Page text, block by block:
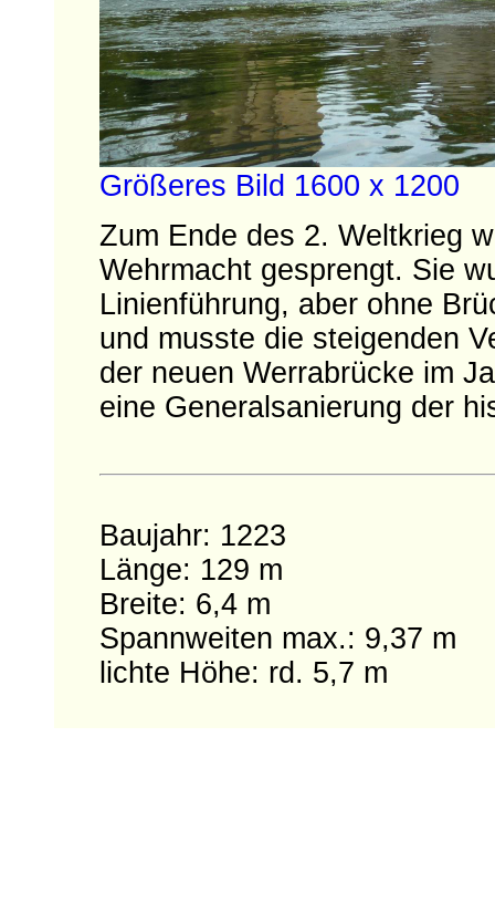
Größeres Bild 1600 x 1200
Zum Ende des 2. Weltkrieg
Wehrmacht gesprengt. Sie
Linienführung, aber ohne
und musste die steigenden
der neuen Werrabrücke im
eine Generalsanierung der
Baujahr: 1223
Länge: 129 m
Breite: 6,4 m
Spannweiten max.: 9,37 m
lichte Höhe: rd. 5,7 m